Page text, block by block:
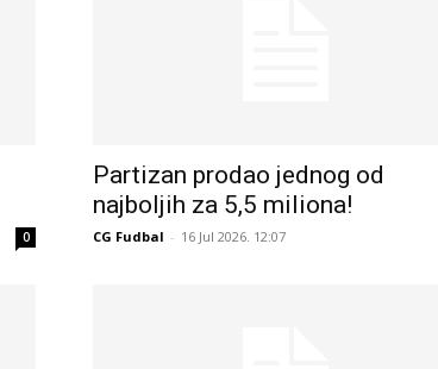
0
Partizan prodao jednog od
najboljih za 5,5 miliona!
CG Fudbal - 16 Jul 2026. 12:07